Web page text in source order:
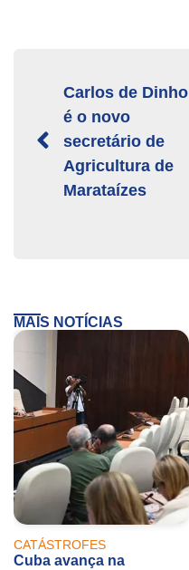
Carlos de Dinho
é o novo
secretário de
Agricultura de
Marataízes
MAIS NOTÍCIAS
CATÁSTROFES
Cuba avança na